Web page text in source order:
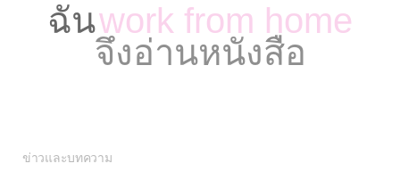
ฉันwork from home
จึงอ่านหนังสือ
ข่าวและบทความ